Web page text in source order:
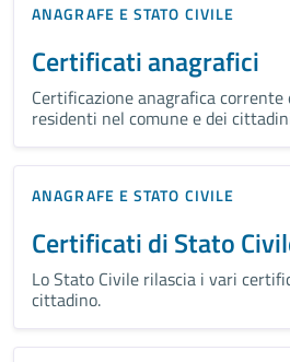
ANAGRAFE E STATO CIVILE
Certificati anagrafici
Certificazione anagrafica
residenti nel comune e dei
ANAGRAFE E STATO CIVILE
Certificati di Stato
Lo Stato Civile rilascia i vari
cittadino.